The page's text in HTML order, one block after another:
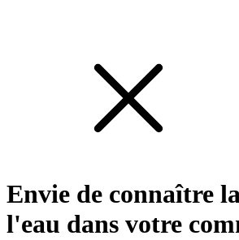
Envie de connaître
l'eau dans votre